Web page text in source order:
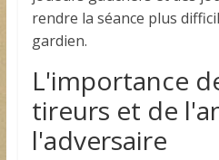
rendre la séance plus
gardien.
L'importance
tireurs et de
l'adversaire